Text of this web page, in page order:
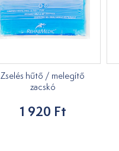
Zselés hűtő / melegítő
zacskó
1 920 Ft